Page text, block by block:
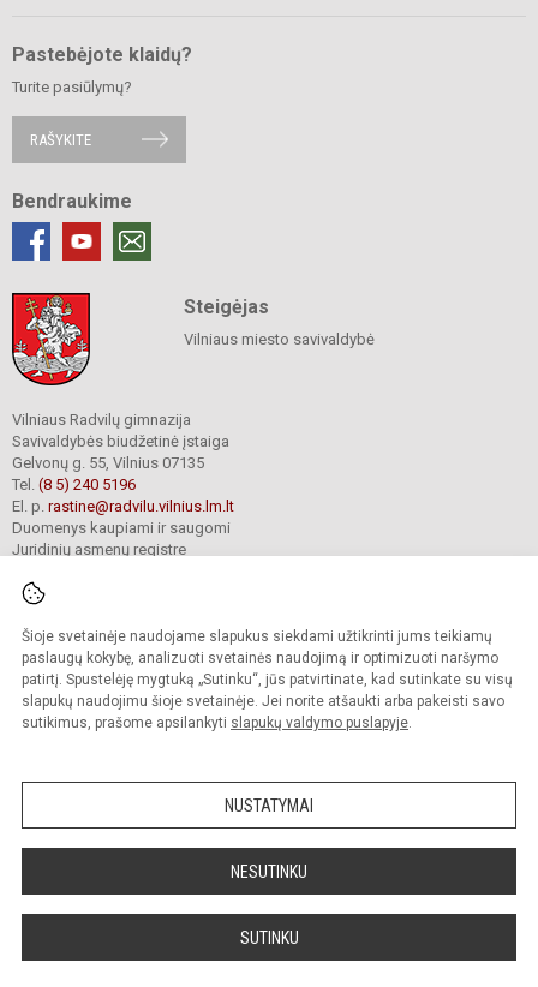
Šioje svetainėje naudojame slapukus siekdami užtikrinti jums teikiamų
paslaugų kokybę, analizuoti svetainės naudojimą ir optimizuoti naršymo
patirtį. Spustelėję mygtuką „Sutinku“, jūs patvirtinate, kad sutinkate su visų
slapukų naudojimu šioje svetainėje. Jei norite atšaukti arba pakeisti savo
sutikimus, prašome apsilankyti slapukų valdymo puslapyje.
NUSTATYMAI
NESUTINKU
SUTINKU
Pastebėjote klaidų?
Turite pasiūlymų?
RAŠYKITE
Bendraukime
Steigėjas
Vilniaus miesto savivaldybė
Vilniaus Radvilų gimnazija
Savivaldybės biudžetinė įstaiga
Gelvonų g. 55, Vilnius 07135
Tel. (8 5) 240 5196
El. p. rastine@radvilu.vilnius.lm.lt
Duomenys kaupiami ir saugomi
Juridinių asmenų registre
© 2022. Vilniaus Radvilų gimnazija. Visos teisės saugomos.
Kopijuoti turinį be raštiško gimnazijos sutikimo griežtai draudžiama.
Prieinamumo paraiška Slapukų valdymas